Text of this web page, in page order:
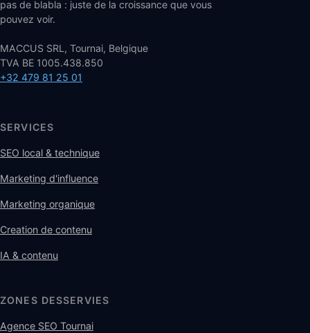
pas de blabla : juste de la croissance que vous
pouvez voir.
MACCUS SRL, Tournai, Belgique
TVA BE 1005.438.850
+32 479 81 25 01
SERVICES
SEO local & technique
Marketing d'influence
Marketing organique
Creation de contenu
IA & contenu
ZONES DESSERVIES
Agence SEO Tournai